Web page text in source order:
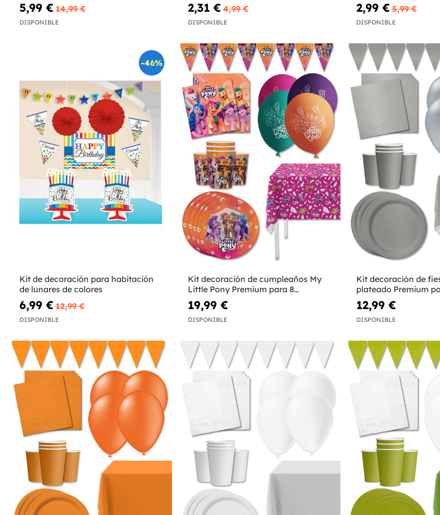
5,99 € 14,99 €
DISPONIBLE
2,31 € 4,99 €
DISPONIBLE
2,99 € 5,99 €
DISPONIBLE
-46%
Kit de decoración para habitación
de lunares de colores
6,99 € 12,99 €
DISPONIBLE
Kit decoración de cumpleaños My
Little Pony Premium para 8
personas
19,99 €
DISPONIBLE
Kit decoración de
plateado Premium
- Colores lisos
12,99 €
DISPONIBLE